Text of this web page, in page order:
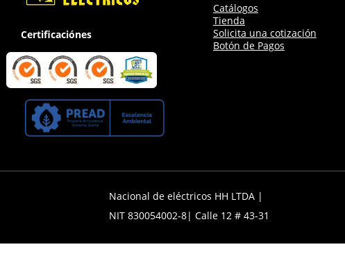
Certificaciónes
Catálogos
Tienda
Solicita una cotización
Botón de Pagos
Nacional de eléctricos HH LTDA |
NIT 830054002-8| Calle 12 # 43-31